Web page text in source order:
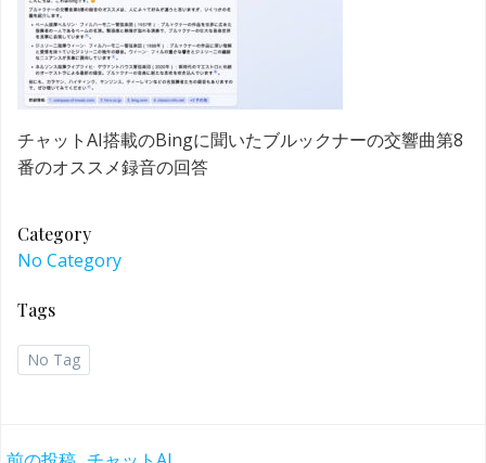
チャットAI搭載のBingに聞いたブルックナーの交響曲第8
番のオススメ録音の回答
Category
No Category
Tags
No Tag